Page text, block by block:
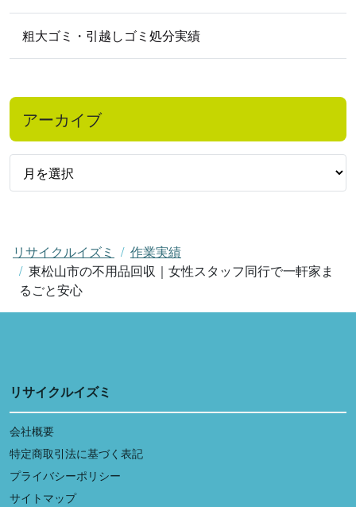
リサイクルイズミ
作業実績
東松山市の不用品回収｜女性スタッフ同行で一軒家ま
るごと安心
粗大ゴミ・引越しゴミ処分実績
アーカイブ
リサイクルイズミ
会社概要
特定商取引法に基づく表記
プライバシーポリシー
サイトマップ